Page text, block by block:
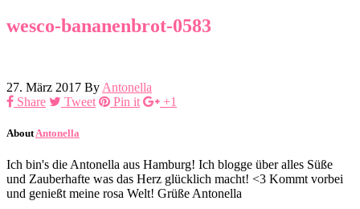
wesco-bananenbrot-0583
27. März 2017 By Antonella
Share
Tweet Pin it +1
About Antonella
Ich bin's die Antonella aus Hamburg! Ich blogge über alles Süße
und Zauberhafte was das Herz glücklich macht! <3 Kommt vorbei
und genießt meine rosa Welt! Grüße Antonella